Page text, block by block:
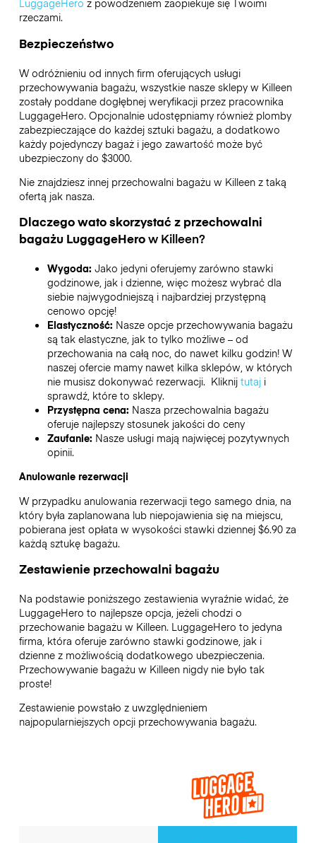
LuggageHero z powodzeniem zaopiekuje się Twoimi
rzeczami.
Bezpieczeństwo
W odróżnieniu od innych firm oferujących usługi
przechowywania bagażu, wszystkie nasze sklepy w Killeen
zostały poddane dogłębnej weryfikacji przez pracownika
LuggageHero. Opcjonalnie udostępniamy również plomby
zabezpieczające do każdej sztuki bagażu, a dodatkowo
każdy pojedynczy bagaż i jego zawartość może być
ubezpieczony do $3000.
Nie znajdziesz innej przechowalni bagażu w Killeenz taką
ofertą jak nasza.
Dlaczego wato skorzystać z przechowalni
bagażu LuggageHerow Killeen?
Wygoda: Jako jedyni oferujemy zarówno stawki
godzinowe, jak i dzienne, więc możesz wybrać dla
siebie najwygodniejszą i najbardziej przystępną
cenowo opcję!
Elastyczność: Nasze opcje przechowywania bagażu
są tak elastyczne, jak to tylko możliwe – od
przechowania na całą noc, do nawet kilku godzin! W
naszej ofercie mamy nawet kilka sklepów, w których
nie musisz dokonywać rezerwacji. Kliknij tutaji
sprawdź, które to sklepy.
Przystępna cena: Nasza przechowalnia bagażu
oferuje najlepszy stosunek jakości do ceny
Zaufanie: Nasze usługi mają najwięcej pozytywnych
opinii.
Anulowanie rezerwacji
W przypadku anulowania rezerwacji tego samego dnia, na
który była zaplanowana lub niepojawienia się na miejscu,
pobierana jest opłata w wysokości stawki dziennej $6.90 za
każdą sztukę bagażu.
Zestawienie przechowalni bagażu
Na podstawie poniższego zestawienia wyraźnie widać, że
LuggageHero to najlepsze opcja, jeżeli chodzi o
przechowanie bagażu w Killeen. LuggageHero to jedyna
firma, która oferuje zarówno stawki godzinowe, jak i
dzienne z możliwością dodatkowego ubezpieczenia.
Przechowywanie bagażu w Killeennigdy nie było tak
proste!
Zestawienie powstało z uwzględnieniem
najpopularniejszych opcji przechowywania bagażu.